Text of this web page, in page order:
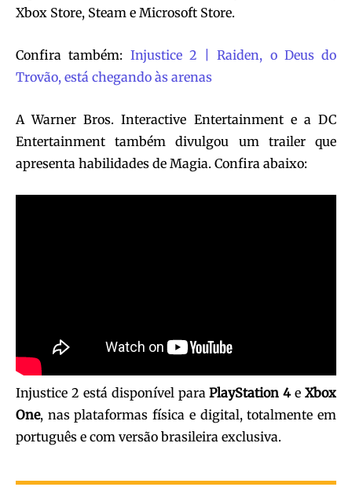
Xbox Store, Steam e Microsoft Store.
Confira também: Injustice 2 | Raiden, o Deus do
Trovão, está chegando às arenas
A Warner Bros. Interactive Entertainment e a DC
Entertainment também divulgou um trailer que
apresenta habilidades de Magia. Confira abaixo:
Injustice 2 está disponível paraPlayStation 4e Xbox
One, nas plataformas física e digital, totalmente em
português e com versão brasileira exclusiva.